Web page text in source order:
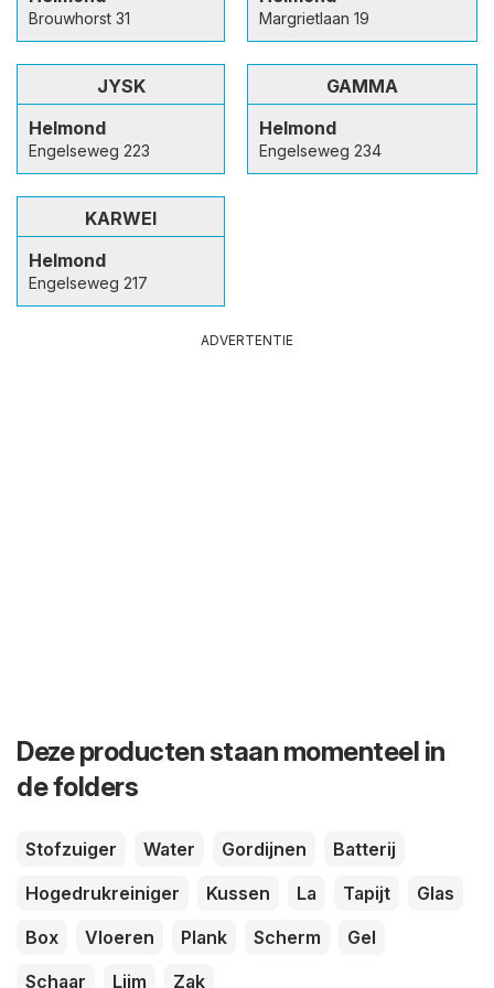
Brouwhorst 31 Margrietlaan 19
JYSK
Helmond
Engelseweg 223
GAMMA
Helmond
Engelseweg 234
KARWEI
Helmond
Engelseweg 217
ADVERTENTIE
Deze producten staan momenteel in
de folders
Stofzuiger Water Gordijnen
Batterij
Hogedrukreiniger
Kussen La Tapijt
Glas
Box
Vloeren Plank Scherm
Gel
Schaar
Lijm Zak